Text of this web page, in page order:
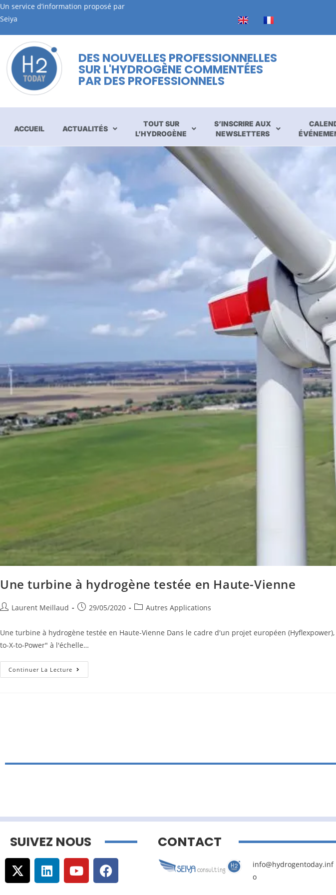
Un service d’information proposé par
Seiya
DES NOUVELLES PROFESSIONNELLES
SUR L'HYDROGÈNE COMMENTÉES
PAR DES PROFESSIONNELS
ACCUEIL ACTUALITÉS
TOUT SUR
L’HYDROGÈNE
S’INSCRIRE AUX
NEWSLETTERS
Une turbine à hydrogène testée en Haute-Vienne
Laurent Meillaud 29/05/2020 Autres Applications
Une turbine à hydrogène testée en Haute-Vienne Dans le cadre d'un projet européen
to-X-to-Power" à l'échelle…
Continuer La Lecture
SUIVEZ NOUS CONTACT
info@hydrogentoday.inf
o